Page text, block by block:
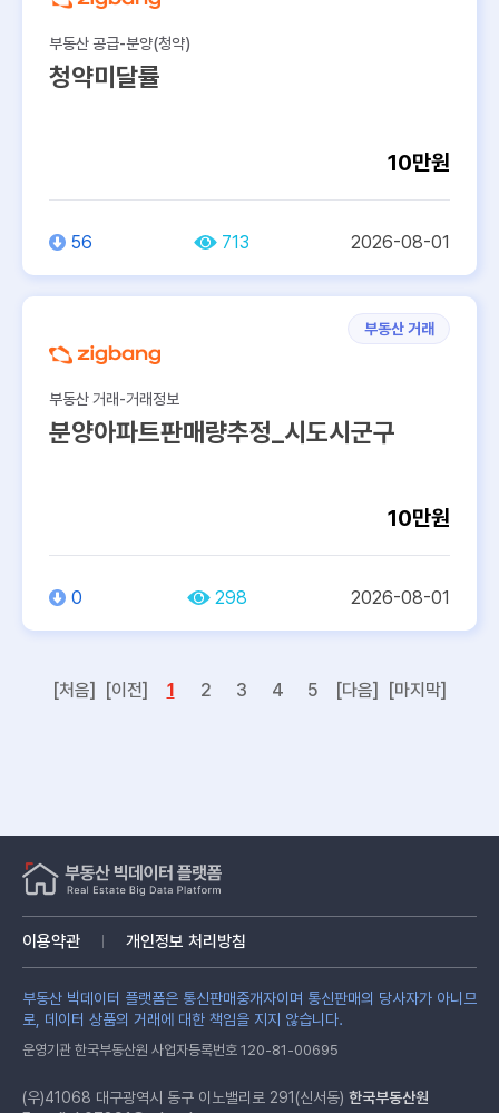
부동산 공급-분양(청약)
청약미달률
10만원
56 713 2026-08-01
부동산 거래
부동산 거래-거래정보
분양아파트판매량추정_시도시군구
10만원
0 298 2026-08-01
[처음] [이전] 1 2 3 4 5 [다음] [마지막]
이용약관 개인정보 처리방침
부동산 빅데이터 플랫폼은 통신판매중개자이며 통신판매의 당사자가 아니므
로, 데이터 상품의 거래에 대한 책임을 지지 않습니다.
운영기관 한국부동산원 사업자등록번호 120-81-00695
(우)41068 대구광역시 동구 이노밸리로 291(신서동) 한국부동산원